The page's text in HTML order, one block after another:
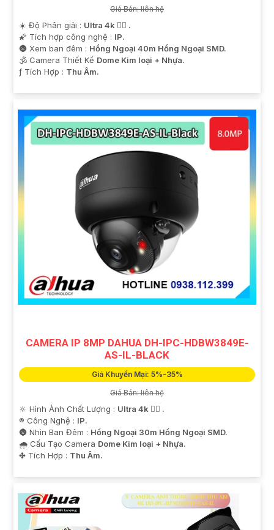
Giá Bán: liên hệ
☀️ Độ Phân giải : Ultra 4k 👍🏾 .
🌠 Tích hợp công nghệ : IP.
🌚 Xem ban đêm : Hồng Ngoại 40m Hồng Ngoại SMD.
🕉️ Camera Thiết Kế Dome Kim loại + Nhựa.
️ƒ Tích Hợp : Thu Âm.
CAMERA IP 8MP DAHUA DH-IPC-HDBW3849E-
AS-IL-BLACK
Giá Khuyến Mại: 5%-35%
Giá Bán: liên hệ
🔆 Hình Ành Chất Lượng : Ultra 4k 👍🏾 .
®️ Công Nghệ : IP.
🌚 Nhìn Ban Đêm : Hồng Ngoại 30m Hồng Ngoại SMD.
🌧️ Cấu Tạo Camera Dome Kim loại + Nhựa.
️✤ Tích Hợp : Thu Âm.